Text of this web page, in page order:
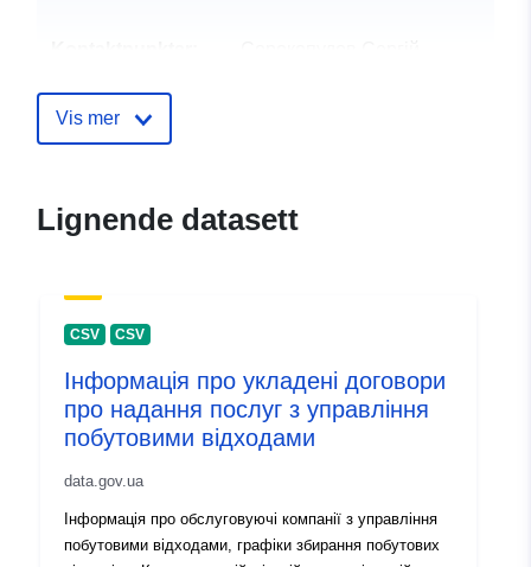
July 2026
4b7a53e306d9
uriRef:
http://data.europa.eu/88u/dataset/
Versjonsinfo: 1.0
Vis mer
Lignende datasett
CSV CSV
Інформація про укладені договори
про надання послуг з управління
побутовими відходами
data.gov.ua
Інформація про обслуговуючі компанії з управління
побутовими відходами, графіки збирання побутових